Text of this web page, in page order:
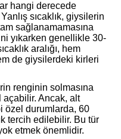
hangi derecede
sıcaklık, giysilerin
sağlanamamasına
yıkarken genellikle 30-
aralığı, hem
de giysilerdeki kirleri
renginin solmasına
açabilir. Ancak, alt
özel durumlarda, 60
tercih edilebilir. Bu tür
etmek önemlidir.